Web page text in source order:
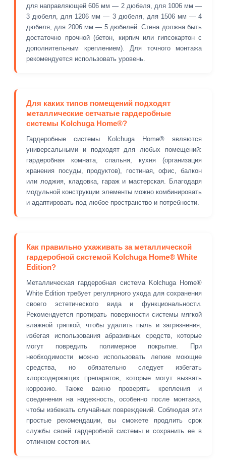
для направляющей 606 мм — 2 дюбеля, для 1006 мм —
3 дюбеля, для 1206 мм — 3 дюбеля, для 1506 мм — 4
дюбеля, для 2006 мм — 5 дюбелей. Стена должна быть
достаточно прочной (бетон, кирпич или гипсокартон с
дополнительным креплением). Для точного монтажа
рекомендуется использовать уровень.
Для каких типов помещений подходят
металлические сетчатые гардеробные
системы Kolchuga Home®?
Гардеробные системы Kolchuga Home® являются
универсальными и подходят для любых помещений:
гардеробная комната, спальня, кухня (организация
хранения посуды, продуктов), гостиная, офис, балкон
или лоджия, кладовка, гараж и мастерская. Благодаря
модульной конструкции элементы можно комбинировать
и адаптировать под любое пространство и потребности.
Как правильно ухаживать за металлической
гардеробной системой Kolchuga Home® White
Edition?
Металлическая гардеробная система Kolchuga Home®
White Edition требует регулярного ухода для сохранения
своего эстетического вида и функциональности.
Рекомендуется протирать поверхности системы мягкой
влажной тряпкой, чтобы удалить пыль и загрязнения,
избегая использования абразивных средств, которые
могут повредить полимерное покрытие. При
необходимости можно использовать легкие моющие
средства, но обязательно следует избегать
хлорсодержащих препаратов, которые могут вызвать
коррозию. Также важно проверять крепления и
соединения на надежность, особенно после монтажа,
чтобы избежать случайных повреждений. Соблюдая эти
простые рекомендации, вы сможете продлить срок
службы своей гардеробной системы и сохранить ее в
отличном состоянии.